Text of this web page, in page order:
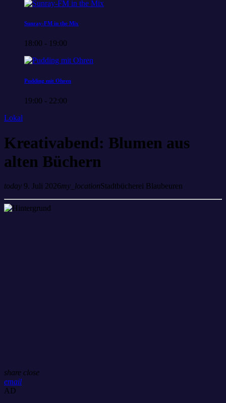
Sunray-FM in the Mix
18:00 - 19:00
Pudding mit Ohren
19:00 - 22:00
Lokal
Kreativabend: Blumen aus
alten Büchern
today 9. Juli 2026my_locationStadtbücherei Blaubeuren
share close
email
AD